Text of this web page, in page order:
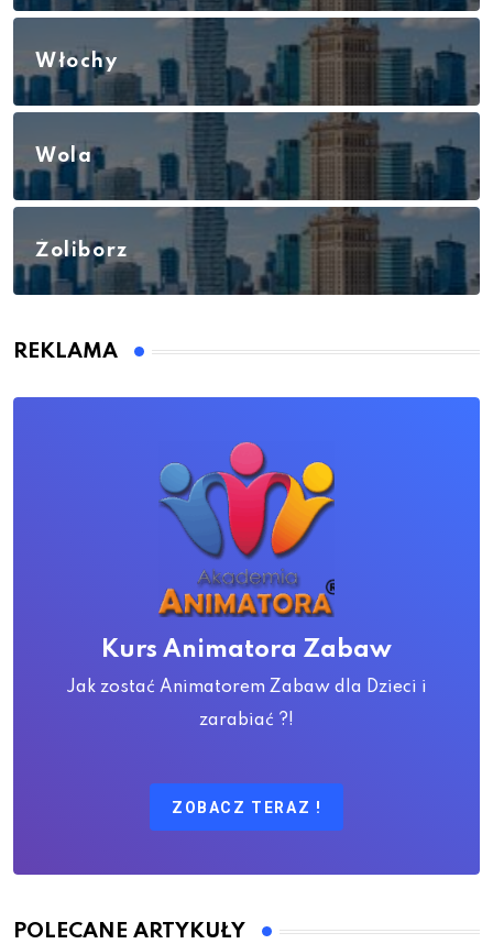
Włochy
Wola
Żoliborz
REKLAMA
Kurs Animatora Zabaw
Jak zostać Animatorem Zabaw dla Dzieci i
zarabiać ?!
ZOBACZ TERAZ !
POLECANE ARTYKUŁY